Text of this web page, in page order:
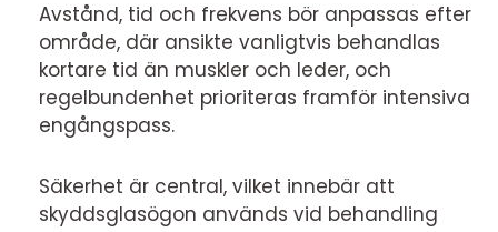
Avstånd, tid och frekvens bör anpassas efter
område, där ansikte vanligtvis behandlas
kortare tid än muskler och leder, och
regelbundenhet prioriteras framför intensiva
engångspass.
Säkerhet är central, vilket innebär att
skyddsglasögon används vid behandling